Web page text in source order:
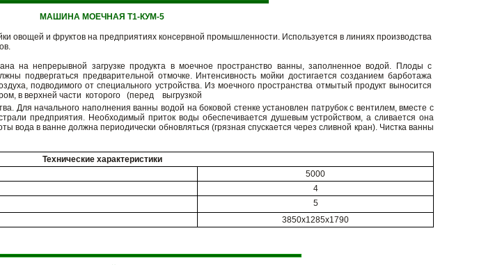
МАШИНА МОЕЧНАЯ Т1-КУМ-5
овощей и фруктов на предприятиях консервной промышленности. Используется в линиях производства
на непрерывной загрузке продукта в моечное пространство ванны, заполненное водой. Плоды с
подвергаться предварительной отмочке. Интенсивность мойки достигается созданием барботажа
подводимого от специального устройства. Из моечного пространства отмытый продукт выносится
в верхней части которого (перед выгрузкой
Для начального наполнения ванны водой на боковой стенке установлен патрубок с вентилем, вместе с
предприятия. Необходимый приток воды обеспечивается душевым устройством, а сливается она
вода в ванне должна периодически обновляться (грязная спускается через сливной кран). Чистка ванны
Технические характеристики
5000
4
5
3850х1285х1790